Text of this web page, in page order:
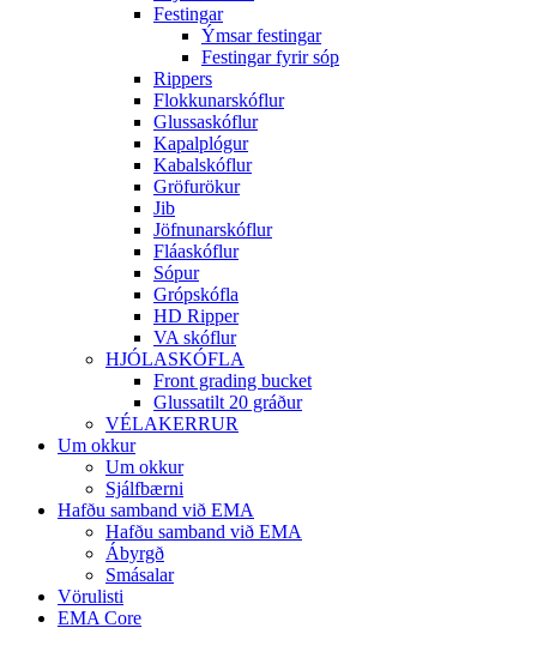
Festingar
Ýmsar festingar
Festingar fyrir sóp
Rippers
Flokkunarskóflur
Glussaskóflur
Kapalplógur
Kabalskóflur
Gröfurökur
Jib
Jöfnunarskóflur
Fláaskóflur
Sópur
Grópskófla
HD Ripper
VA skóflur
HJÓLASKÓFLA
Front grading bucket
Glussatilt 20 gráður
VÉLAKERRUR
Um okkur
Um okkur
Sjálfbærni
Hafðu samband við EMA
Hafðu samband við EMA
Ábyrgð
Smásalar
Vörulisti
EMA Core